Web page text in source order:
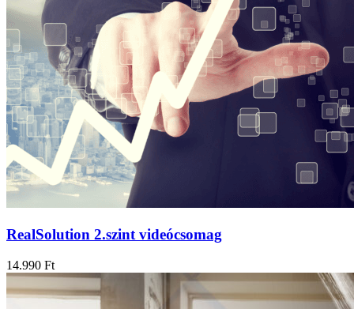
RealSolution 2.szint videócsomag
14.990 Ft